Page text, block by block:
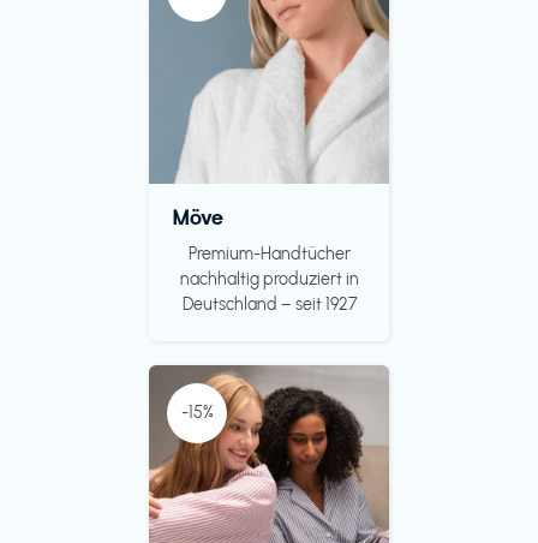
Möve
Premium-Handtücher
nachhaltig produziert in
Deutschland – seit 1927
-15%